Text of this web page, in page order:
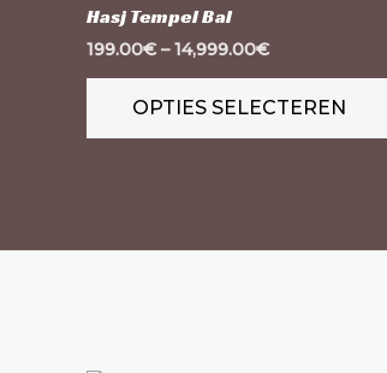
Hasj Tempel Bal
199.00€–14,999.00€
OPTIES SELECTEREN